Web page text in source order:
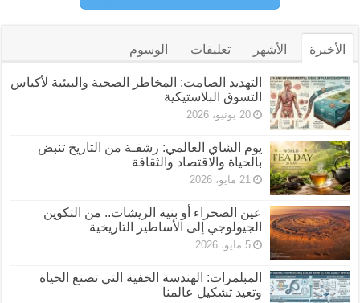
الأخيرة الأشهر تعليقات الوسوم
التهديد الصامت: المخاطر الصحية والبيئية لأكياس
التسوق البلاستيكية
20 يونيو، 2026
يوم الشاي العالمي: رشفـة من التاريخ تنبض
بالحياة والاقتصاد والثقافة
21 مايو، 2026
عين الصحراء أو بنية الريشات.. من التكوين
الجيولوجي إلى الأساطير التاريخية
5 مايو، 2026
المبلمرات: الهندسة الخفية التي تصنع الحياة
وتعيد تشكيل عالمنا